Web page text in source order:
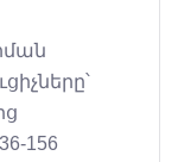
156